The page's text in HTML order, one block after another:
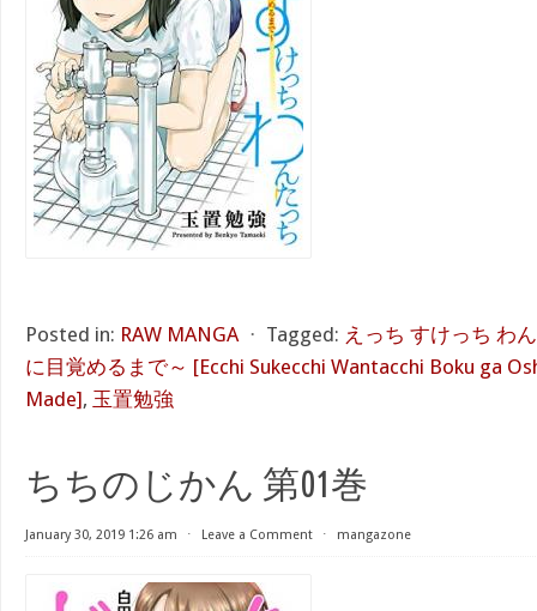
Posted in: RAW MANGA ⋅ Tagged: えっち すけっち わ
に目覚めるまで～ [Ecchi Sukecchi Wantacchi Boku ga
Made], 玉置勉強
ちちのじかん 第01巻
January 30, 2019 1:26 am ⋅ Leave a Comment ⋅ mangazone